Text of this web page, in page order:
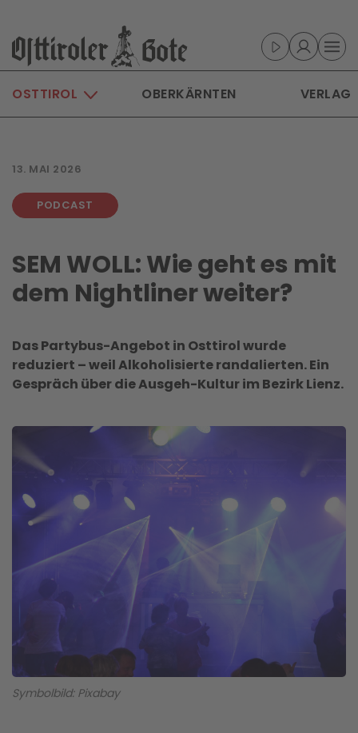
Skip to main content
OSTTIROL OBERKÄRNTEN VERLAG
13. MAI 2026
PODCAST
SEM WOLL: Wie geht es mit
dem Nightliner weiter?
Das Partybus-Angebot in Osttirol wurde
reduziert – weil Alkoholisierte randalierten. Ein
Gespräch über die Ausgeh-Kultur im Bezirk Lienz.
Symbolbild: Pixabay